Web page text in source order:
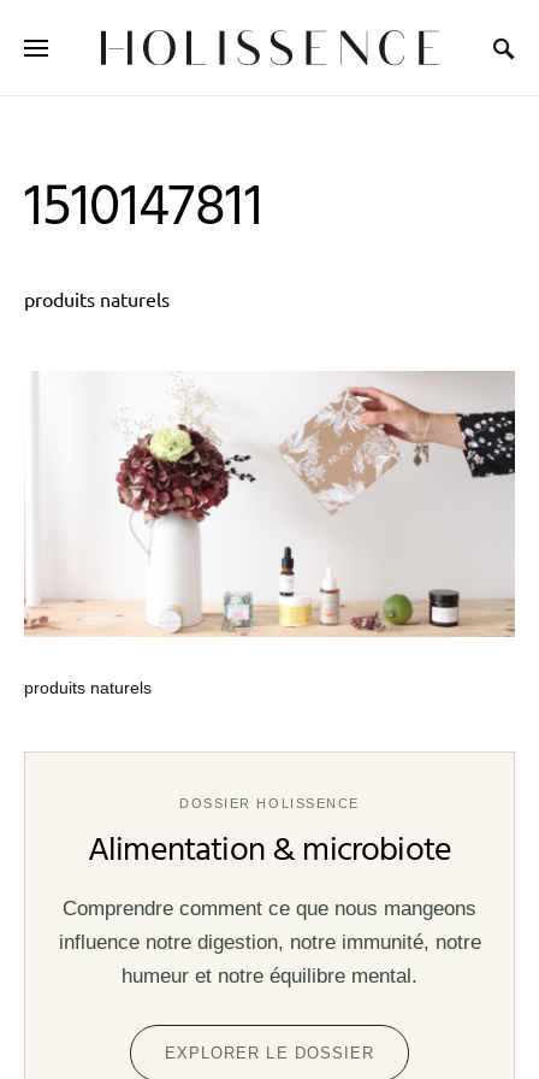
1510147811
produits naturels
produits naturels
DOSSIER HOLISSENCE
Alimentation & microbiote
Comprendre comment ce que nous mangeons
influence notre digestion, notre immunité, notre
humeur et notre équilibre mental.
EXPLORER LE DOSSIER